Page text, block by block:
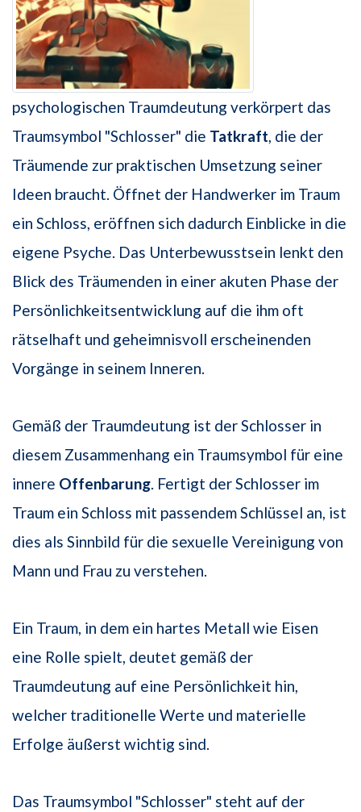
psychologischen Traumdeutung verkörpert das
Traumsymbol "Schlosser" die Tatkraft, die der
Träumende zur praktischen Umsetzung seiner
Ideen braucht. Öffnet der Handwerker im Traum
ein Schloss, eröffnen sich dadurch Einblicke in die
eigene Psyche. Das Unterbewusstsein lenkt den
Blick des Träumenden in einer akuten Phase der
Persönlichkeitsentwicklung auf die ihm oft
rätselhaft und geheimnisvoll erscheinenden
Vorgänge in seinem Inneren.
Gemäß der Traumdeutung ist der Schlosser in
diesem Zusammenhang ein Traumsymbol für eine
innere Offenbarung. Fertigt der Schlosser im
Traum ein Schloss mit passendem Schlüssel an, ist
dies als Sinnbild für die sexuelle Vereinigung von
Mann und Frau zu verstehen.
Ein Traum, in dem ein hartes Metall wie Eisen
eine Rolle spielt, deutet gemäß der
Traumdeutung auf eine Persönlichkeit hin,
welcher traditionelle Werte und materielle
Erfolge äußerst wichtig sind.
Das Traumsymbol "Schlosser" steht auf der